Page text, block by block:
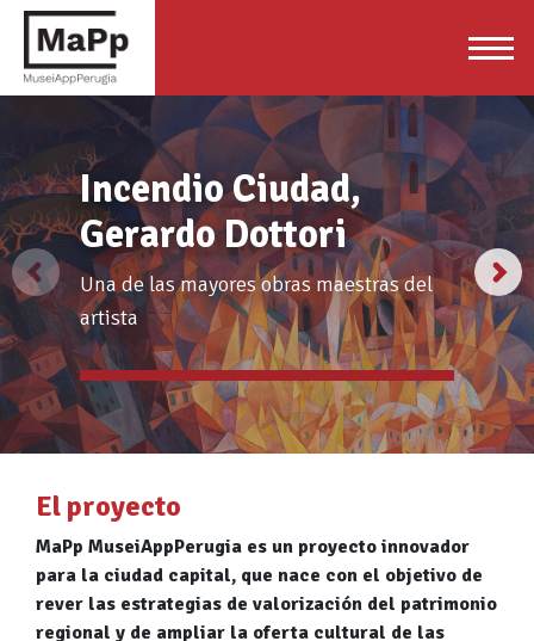
Incendio Ciudad,
Gerardo Dottori
Una de las mayores obras maestras del
artista
El proyecto
MaPp MuseiAppPerugia es un proyecto innovador
para la ciudad capital, que nace con el objetivo de
rever las estrategias de valorización del patrimonio
regional y de ampliar la oferta cultural de las